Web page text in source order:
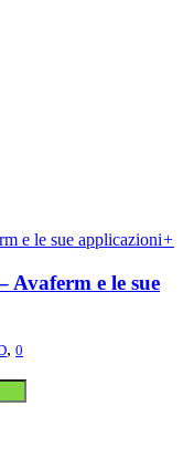
+
Avaferm e le sue
, 0